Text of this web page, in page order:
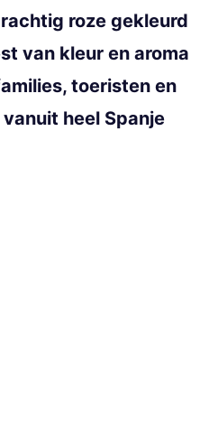
roze gekleurd
van kleur en aroma
toeristen en
heel Spanje